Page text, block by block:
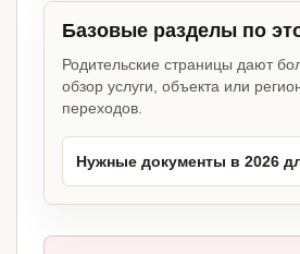
Базовые разделы по
Родительские страницы дают
обзор услуги, объекта или
переходов.
Нужные документы в 2026